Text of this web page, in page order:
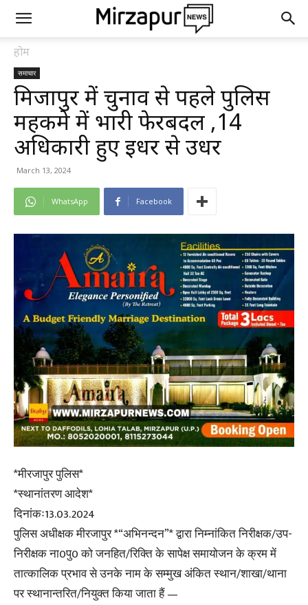
होम
समाचार
मिर्जापुर में चुनाव से पहले पुलिस
महकमे में भारी फेरबदल ,14
अधिकारी हुए इधर से उधर
March 13, 2024
WhatsApp Facebook
*मीरजापुर पुलिस*
*स्थानांतरण आदेश*
दिनांकः13.03.2024
पुलिस अधीक्षक मीरजापुर *“अभिनन्दन”* द्वारा निम्नांकित निरीक्षक/उप-
निरीक्षक ना0पु0 को जनहित/रिक्ति के सापेक्ष समायोजन के क्रम में
तात्कालिक प्रभाव से उनके नाम के सम्मुख अंकित स्थान/शाखा/थाना
पर स्थानान्तरित/नियुक्त किया जाता हैं —